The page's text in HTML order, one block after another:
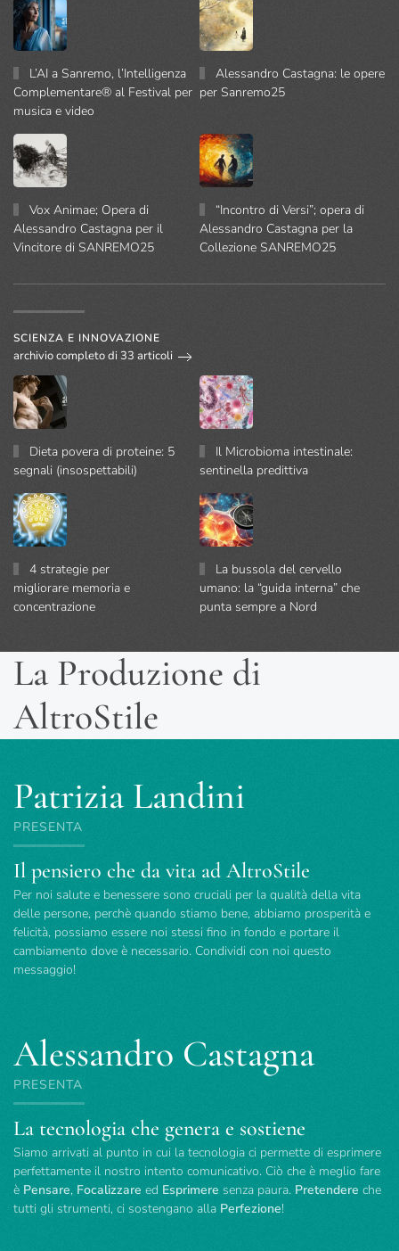
L’AI a Sanremo, l’Intelligenza
Complementare® al Festival per
musica e video
Alessandro Castagna: le opere
per Sanremo25
Vox Animae; Opera di
Alessandro Castagna per il
Vincitore di SANREMO25
“Incontro di Versi”; opera di
Alessandro Castagna per la
Collezione SANREMO25
SCIENZA E INNOVAZIONE
archivio completo di 33 articoli
Dieta povera di proteine: 5
segnali (insospettabili)
Il Microbioma intestinale:
sentinella predittiva
4 strategie per
migliorare memoria e
concentrazione
La bussola del cervello
umano: la “guida interna” che
punta sempre a Nord
La Produzione di
AltroStile
Patrizia Landini
PRESENTA
Il pensiero che da vita ad AltroStile
Per noi salute e benessere sono cruciali per la qualità della vita
delle persone, perchè quando stiamo bene, abbiamo prosperità e
felicità, possiamo essere noi stessi fino in fondo e portare il
cambiamento dove è necessario. Condividi con noi questo
messaggio!
Alessandro Castagna
PRESENTA
La tecnologia che genera e sostiene
Siamo arrivati al punto in cui la tecnologia ci permette di esprimere
perfettamente il nostro intento comunicativo. Ciò che è meglio fare
è Pensare, Focalizzare ed Esprimere senza paura. Pretendere che
tutti gli strumenti, ci sostengano alla Perfezione!